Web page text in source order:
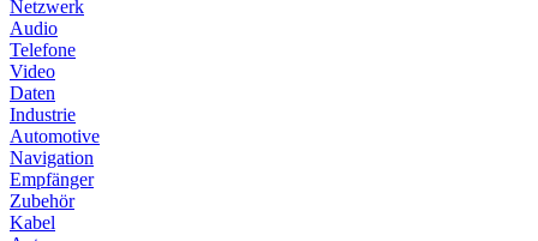
Netzwerk
Audio
Telefone
Video
Daten
Industrie
Automotive
Navigation
Empfänger
Zubehör
Kabel